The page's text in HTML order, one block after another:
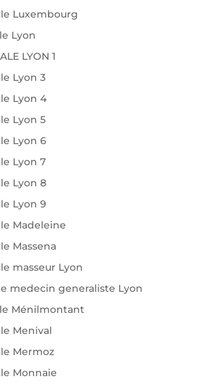
Luxembourg
Lyon
LYON 1
Lyon 3
Lyon 4
Lyon 5
Lyon 6
Lyon 7
Lyon 8
Lyon 9
Madeleine
Massena
masseur Lyon
medecin generaliste Lyon
Ménilmontant
Menival
Mermoz
Monnaie